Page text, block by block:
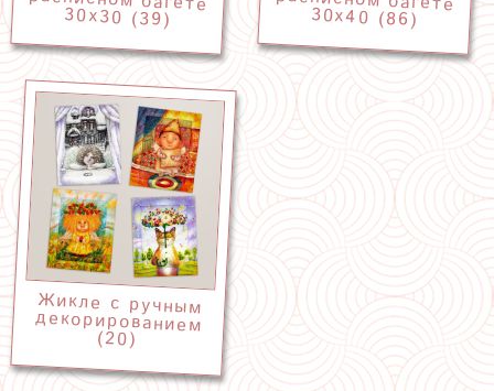
30х30 (39) 30х40 (86)
Жикле с ручным
декорированием
(20)